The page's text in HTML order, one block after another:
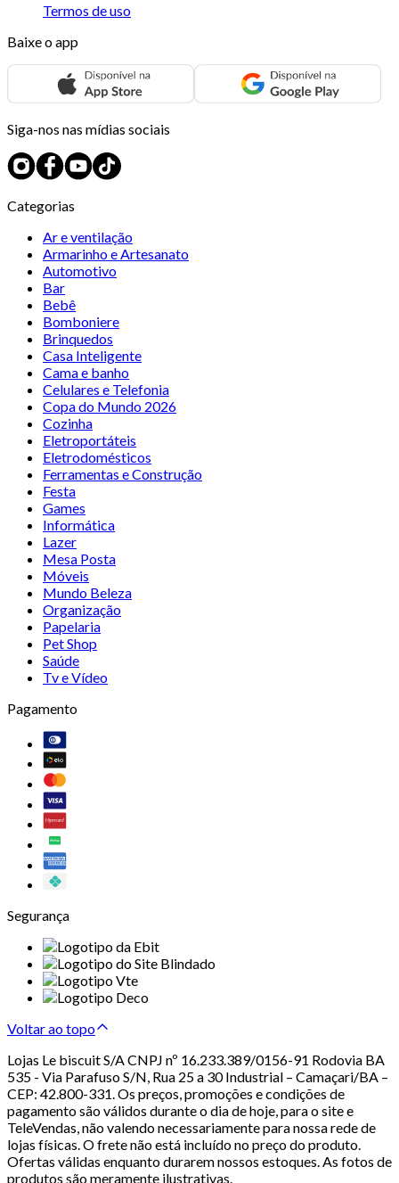
Termos de uso
Baixe o app
Siga-nos nas mídias sociais
Categorias
Ar e ventilação
Armarinho e Artesanato
Automotivo
Bar
Bebê
Bomboniere
Brinquedos
Casa Inteligente
Cama e banho
Celulares e Telefonia
Copa do Mundo 2026
Cozinha
Eletroportáteis
Eletrodomésticos
Ferramentas e Construção
Festa
Games
Informática
Lazer
Mesa Posta
Móveis
Mundo Beleza
Organização
Papelaria
Pet Shop
Saúde
Tv e Vídeo
Pagamento
Segurança
Voltar ao topo
Lojas Le biscuit S/A CNPJ nº 16.233.389/0156-91 Rodovia BA
535 - Via Parafuso S/N, Rua 25 a 30 Industrial – Camaçari/BA –
CEP: 42.800-331. Os preços, promoções e condições de
pagamento são válidos durante o dia de hoje, para o site e
TeleVendas, não valendo necessariamente para nossa rede de
lojas físicas. O frete não está incluído no preço do produto.
Ofertas válidas enquanto durarem nossos estoques. As fotos de
produtos são meramente ilustrativas.